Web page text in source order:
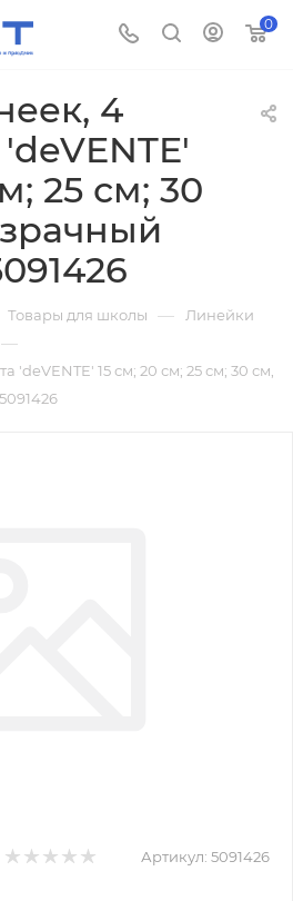
0
4
25 см; 30
Товары для школы — Линейки
—
15 см; 20 см; 25 см; 30 см,
Артикул: 5091426